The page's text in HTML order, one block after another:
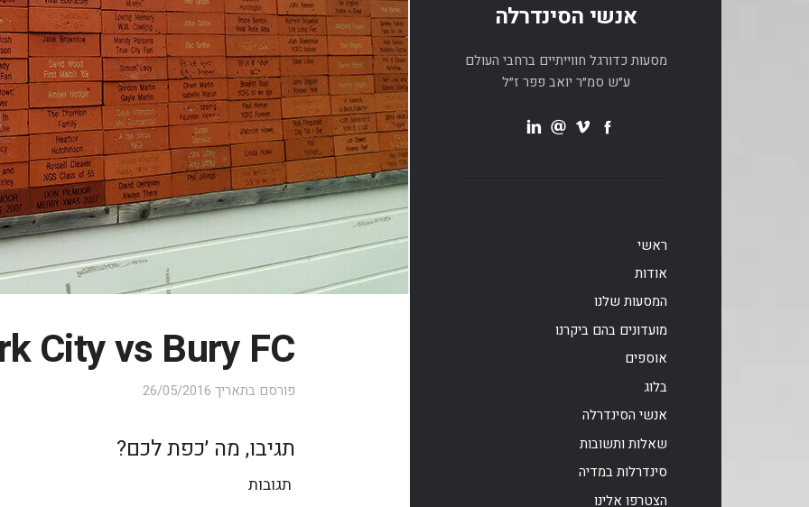
אנשי הסינדרלה
מסעות כדורגל חווייתיים ברחבי העולם
ע״ש סמ״ר יואב פפר ז״ל
ראשי
אודות
המסעות שלנו
מועדונים בהם ביקרנו
אוספים
בלוג
אנשי הסינדרלה
שאלות ותשובות
סינדרלות במדיה
הצטרפו אלינו
City vs Bury FC
פורסם בתאריך 26/05/2016
תגיבו, מה ׳כפת לכם?
תגובות